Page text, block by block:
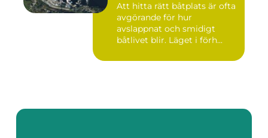
Att hitta rätt båtplats är ofta
avgörande för hur
avslappnat och smidigt
båtlivet blir. Läget i förh...